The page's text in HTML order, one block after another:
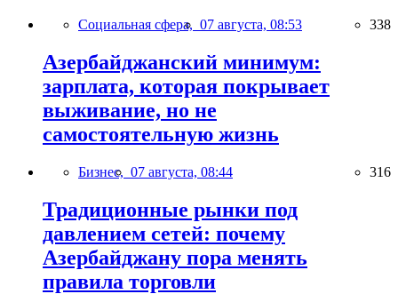
Социальная сфера, 07 августа, 08:53 338
Азербайджанский минимум:
зарплата, которая покрывает
выживание, но не
самостоятельную жизнь
Бизнес, 07 августа, 08:44 316
Традиционные рынки под
давлением сетей: почему
Азербайджану пора менять
правила торговли